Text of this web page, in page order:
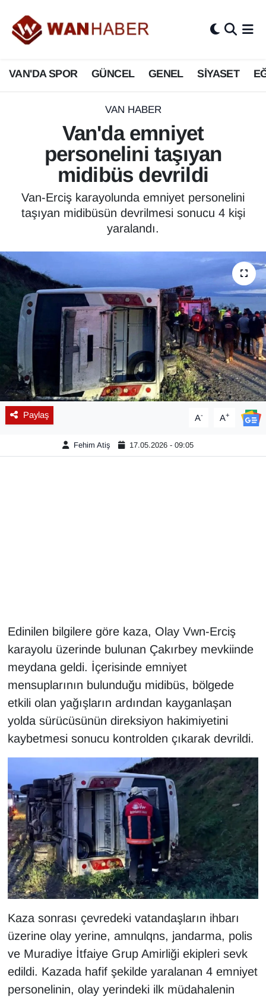
VAN'DA SPOR GÜNCEL GENEL SİYASET
VAN HABER
Van'da emniyet
personelini taşıyan
midibüs devrildi
Van-Erciş karayolunda emniyet personelini
taşıyan midibüsün devrilmesi sonucu 4 kişi
yaralandı.
Paylaş A- A+
Fehim Atiş 17.05.2026 - 09:05
Edinilen bilgilere göre kaza, Olay Vwn-Erciş
karayolu üzerinde bulunan Çakırbey mevkiinde
meydana geldi. İçerisinde emniyet
mensuplarının bulunduğu midibüs, bölgede
etkili olan yağışların ardından kayganlaşan
yolda sürücüsünün direksiyon hakimiyetini
kaybetmesi sonucu kontrolden çıkarak devrildi.
Kaza sonrası çevredeki vatandaşların ihbarı
üzerine olay yerine, amnulqns, jandarma, polis
ve Muradiye İtfaiye Grup Amirliği ekipleri sevk
edildi. Kazada hafif şekilde yaralanan 4 emniyet
personelinin, olay yerindeki ilk müdahalenin
3.SAYFA
ASAYİŞ
BİLİM VE TEKNOLOJİ
Biyografi
Bölge Haberleri
ÇEVRE
Diğer
DÜNYA
EĞİTİM
EKONOMİ
Eleman
Emlak
İngilizce
Kadın
Kamu Alımları
Kim Kimdir?
Kültür & Sanat
KURDÎ
MAGAZİN
MEDYA
ONE EKONOMİ
POLİTİKA
Resmi İlanlar
RÖPORTAJ
Van Nöbetçi Eczaneler
Van Hava Durumu
Van Namaz Vakitleri
Van Trafik Yoğunluk Haritası
Süper Lig Puan Durumu ve Fikstür
Tüm Manşetler
Son Dakika Haberleri